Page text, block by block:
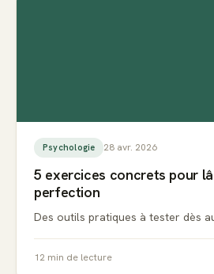
Psychologie 28 avr. 2026
5 exercices concrets pour
perfection
Des outils pratiques à tester dès
12 min de lecture